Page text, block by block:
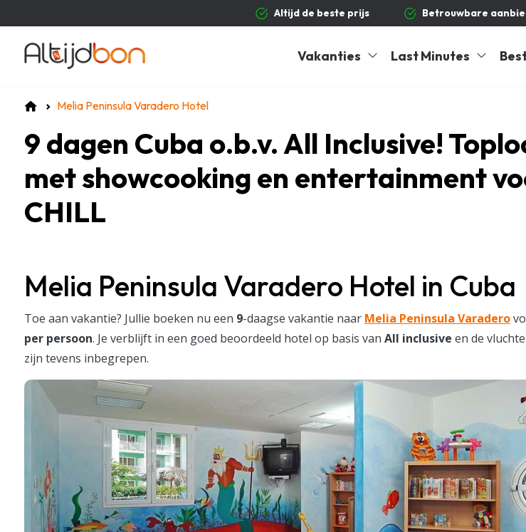
Altijd de beste prijs Betrouwbare
Vakanties Last Minutes
Melia Peninsula Varadero Hotel
9 dagen Cuba o.b.v. All Inclusive!
met showcooking en entertainment
CHILL
Melia Peninsula Varadero Hotel in Cuba
Toe aan vakantie? Jullie boeken nu een 9-daagse vakantie naar Melia Peninsula Varadero
per persoon. Je verblijft in een goed beoordeeld hotel op basis van All inclusive en de
zijn tevens inbegrepen.